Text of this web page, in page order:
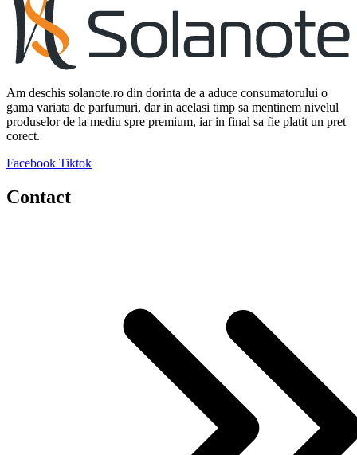
Am deschis solanote.ro din dorinta de a aduce consumatorului o
gama variata de parfumuri, dar in acelasi timp sa mentinem nivelul
produselor de la mediu spre premium, iar in final sa fie platit un pret
corect.
Facebook Tiktok
Contact